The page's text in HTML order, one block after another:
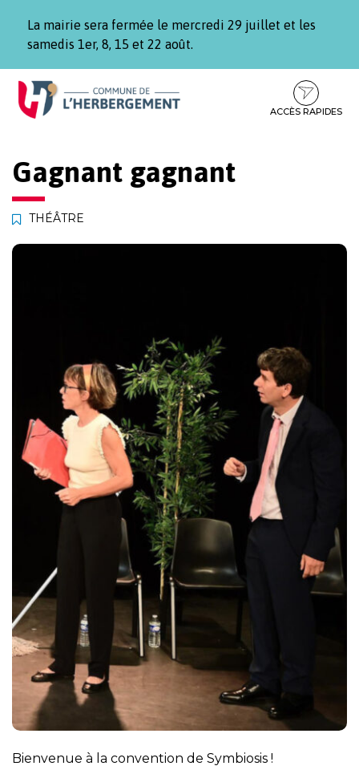
La mairie sera fermée le mercredi 29 juillet et les
samedis 1er, 8, 15 et 22 août.
Aller
Aller
contenu
Aller
pied
ACCÈS RAPIDES
Gagnant gagnant
THÉÂTRE
Bienvenue à la convention de Symbiosis !